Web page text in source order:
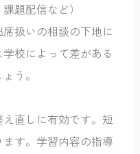
題配信など）
扱いの相談の下地に
校によって差がある
う。
直しに有効です。短
す。学習内容の指導